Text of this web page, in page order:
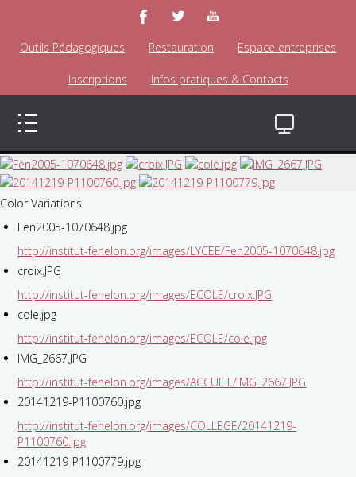
Outils Pédagogiques Restauration Espace entreprises
Inscriptions Infos pratiques & Contacts
Color Variations
Fen2005-1070648.jpg
http://institut-fenelon.org/images/LYCEE/Fen2005-1070648.jpg
croix.JPG
http://institut-fenelon.org/images/ECOLE/croix.JPG
cole.jpg
http://institut-fenelon.org/images/ECOLE/cole.jpg
IMG_2667.JPG
http://institut-fenelon.org/images/ACCUEIL/IMG_2667.JPG
20141219-P1100760.jpg
http://institut-fenelon.org/images/COLLEGE/20141219-
P1100760.jpg
20141219-P1100779.jpg